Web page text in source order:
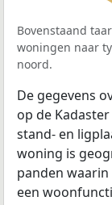
Bovenstaand
woningen naar
noord.
De gegevens
op de
stand- en
woning is
panden
een